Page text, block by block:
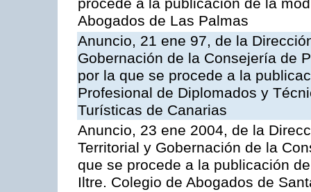
procede a la publicación de la
Abogados de Las Palmas
Anuncio, 21 ene 97, de la
Gobernación de la Consejería de
por la que se procede a la
Profesional de Diplomados y
Turísticas de Canarias
Anuncio, 23 ene 2004, de la
Territorial y Gobernación de la
que se procede a la publicación
Iltre. Colegio de Abogados de